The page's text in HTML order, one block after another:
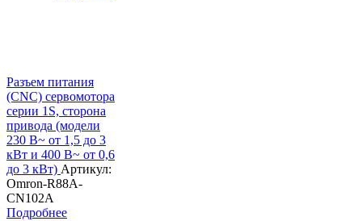
Разъем питания
(CNC) сервомотора
серии 1S, сторона
привода (модели
230 В~ от 1,5 до 3
кВт и 400 В~ от 0,6
до 3 кВт) Артикул:
Omron-R88A-
CN102A
Подробнее